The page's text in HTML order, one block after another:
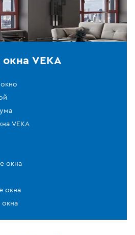
VEKA
VEKA
окна
окна
окна